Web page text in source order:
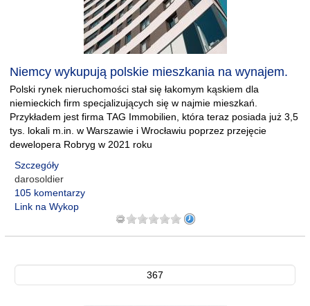
Niemcy wykupują polskie mieszkania na wynajem.
Polski rynek nieruchomości stał się łakomym kąskiem dla
niemieckich firm specjalizujących się w najmie mieszkań.
Przykładem jest firma TAG Immobilien, która teraz posiada już 3,5
tys. lokali m.in. w Warszawie i Wrocławiu poprzez przejęcie
dewelopera Robryg w 2021 roku
Szczegóły
darosoldier
105 komentarzy
Link na Wykop
367